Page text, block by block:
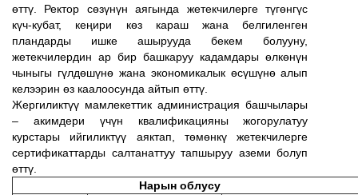
өттү. Ректор сөзүнүн аягында жетекчилерге түгөнгүс
күч-кубат, кеңири көз караш жана белгиленген
пландарды ишке ашырууда бекем болууну,
жетекчилердин ар бир башкаруу кадамдары өлкөнүн
чыныгы гүлдөшүнө жана экономикалык өсүшүнө алып
келээрин өз каалоосунда айтып өттү.
Жергиликтүү мамлекеттик администрация башчылары
– акимдери үчүн квалификацияны жогорулатуу
курстары ийгиликтүү аяктап, төмөнкү жетекчилерге
сертификаттарды салтанаттуу тапшыруу аземи болуп
өттү.
Нарын облусу